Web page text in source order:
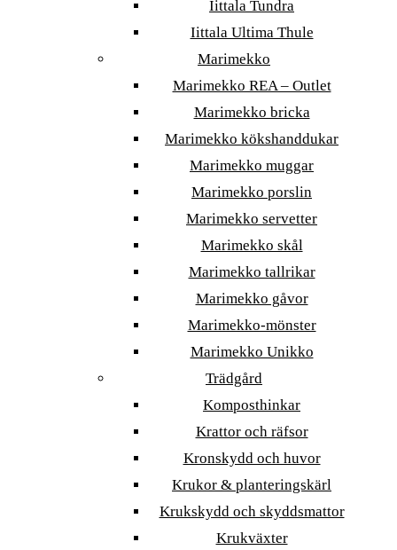
Iittala Tundra
Iittala Ultima Thule
Marimekko
Marimekko REA – Outlet
Marimekko bricka
Marimekko kökshanddukar
Marimekko muggar
Marimekko porslin
Marimekko servetter
Marimekko skål
Marimekko tallrikar
Marimekko gåvor
Marimekko-mönster
Marimekko Unikko
Trädgård
Komposthinkar
Krattor och räfsor
Kronskydd och huvor
Krukor & planteringskärl
Krukskydd och skyddsmattor
Krukväxter